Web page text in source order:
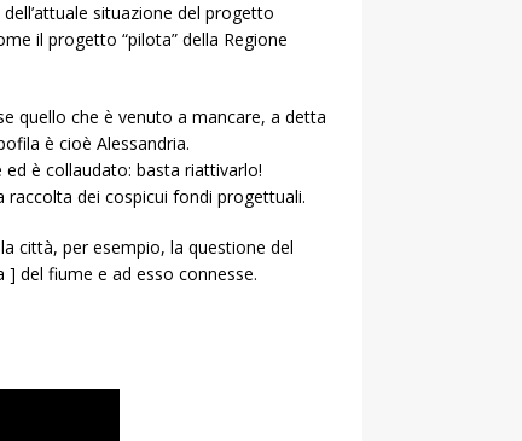
situazione del progetto
il progetto “pilota” della Regione
quello che è venuto a mancare, a detta
è cioè Alessandria.
è collaudato: basta riattivarlo!
dei cospicui fondi progettuali.
città, per esempio, la questione del
del fiume e ad esso connesse.